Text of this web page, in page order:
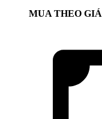
MUA THEO GIÁ